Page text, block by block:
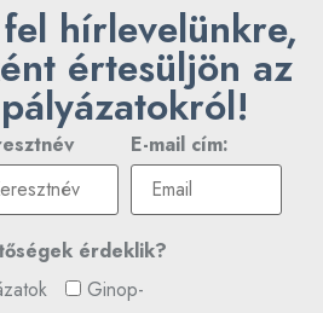
hírlevelünkre,
értesüljön az
E-mail cím:
érdeklik?
Ginop-